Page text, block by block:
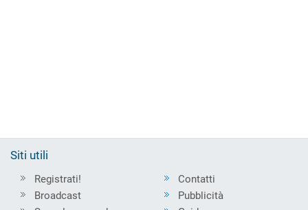
Siti utili
Registrati!
Broadcast
Contatti
Pubblicità